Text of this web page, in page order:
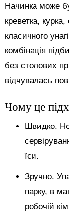
Начинка може
креветка,
класичного
комбінація
без столових
відчувалась
Чому це
Швидко. Не
їси.
Зручно.
парку, в
робочій